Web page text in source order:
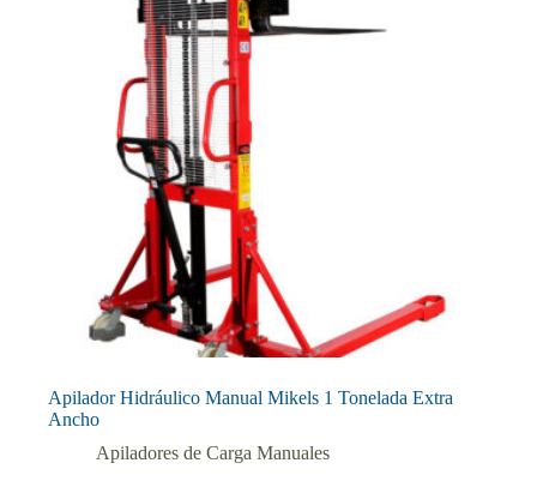
Apilador Hidráulico Manual Mikels 1 Tonelada Extra
Ancho
Apiladores de Carga Manuales